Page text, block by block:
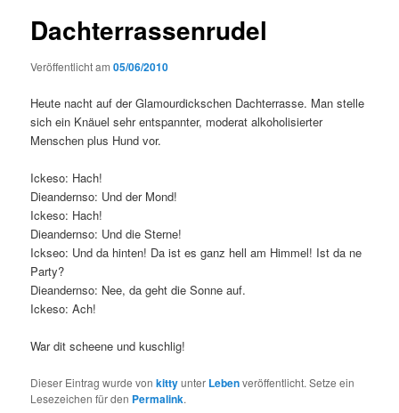
Dachterrassenrudel
Veröffentlicht am05/06/2010
Heute nacht auf der Glamourdickschen Dachterrasse. Man stelle
sich ein Knäuel sehr entspannter, moderat alkoholisierter
Menschen plus Hund vor.
Ickeso: Hach!
Dieandernso: Und der Mond!
Ickeso: Hach!
Dieandernso: Und die Sterne!
Ickseo: Und da hinten! Da ist es ganz hell am Himmel! Ist da ne
Party?
Dieandernso: Nee, da geht die Sonne auf.
Ickeso: Ach!
War dit scheene und kuschlig!
Dieser Eintrag wurde vonkittyunter Lebenveröffentlicht. Setze ein
Lesezeichen für den Permalink.